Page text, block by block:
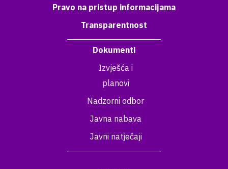
Pravo na pristup informacijama
Transparentnost
Dokumenti
Izvješća i
planovi
Nadzorni odbor
Javna nabava
Javni natječaji